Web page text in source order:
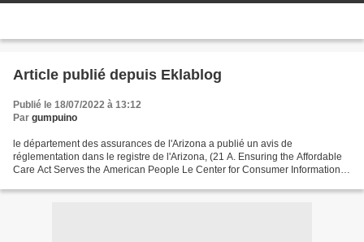
Article publié depuis Eklablog
Publié le 18/07/2022 à 13:12
Par gumpuino
le département des assurances de l'Arizona a publié un avis de
réglementation dans le registre de l'Arizona, (21 A. Ensuring the Affordable
Care Act Serves the American People Le Center for Consumer Information